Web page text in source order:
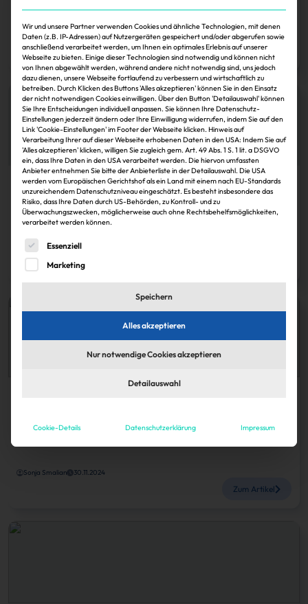
IZ 30.11.2024
Zum Artikel
Köpfe
HSH Real Estate: Weinstock geht
IZ 30.11.2024
Knoflach übernimmt Aufsichtsratsvorsitz bei TLG
Sonja Smalian 30.11.2024
Zum Artikel
Wir und unsere Partner verwenden Cookies und ähnliche Technologien, mit denen
Daten (z.B. IP-Adressen) auf Nutzergeräten gespeichert und/oder abgerufen sowie
anschließend verarbeitet werden, um Ihnen ein optimales Erlebnis auf unserer
Webseite zu bieten. Einige dieser Technologien sind notwendig und können nicht
von Ihnen abgewählt werden, während andere nicht notwendig sind, uns jedoch
dazu dienen, unsere Webseite fortlaufend zu verbessern und wirtschaftlich zu
betreiben. Durch Klicken des Buttons 'Alles akzeptieren' können Sie in den Einsatz
der nicht notwendigen Cookies einwilligen. Über den Button 'Detailauswahl' können
Sie Ihre Entscheidungen individuell anpassen. Sie können Ihre Datenschutz-
Einstellungen jederzeit ändern oder Ihre Einwilligung widerrufen, indem Sie auf den
Link 'Cookie-Einstellungen' im Footer der Webseite klicken. Hinweis auf
Verarbeitung Ihrer auf dieser Webseite erhobenen Daten in den USA: Indem Sie auf
'Alles akzeptieren' klicken, willigen Sie zugleich gem. Art. 49 Abs. 1 S. 1 lit. a DSGVO
ein, dass Ihre Daten in den USA verarbeitet werden. Die hiervon umfassten
Anbieter entnehmen Sie bitte der Anbieterliste in der Detailauswahl. Die USA
werden vom Europäischen Gerichtshof als ein Land mit einem nach EU-Standards
unzureichendem Datenschutzniveau eingeschätzt. Es besteht insbesondere das
Risiko, dass Ihre Daten durch US-Behörden, zu Kontroll- und zu
Überwachungszwecken, möglicherweise auch ohne Rechtsbehelfsmöglichkeiten,
verarbeitet werden können.
Es folgt eine Liste der Service-Gruppen, für die eine
Essenziell
Marketing
Speichern
Alles akzeptieren
Nur notwendige Cookies akzeptieren
Detailauswahl
Cookie-Details Datenschutzerklärung Impressum